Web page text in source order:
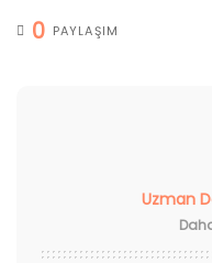
0 PAYLAŞIM
Uzman